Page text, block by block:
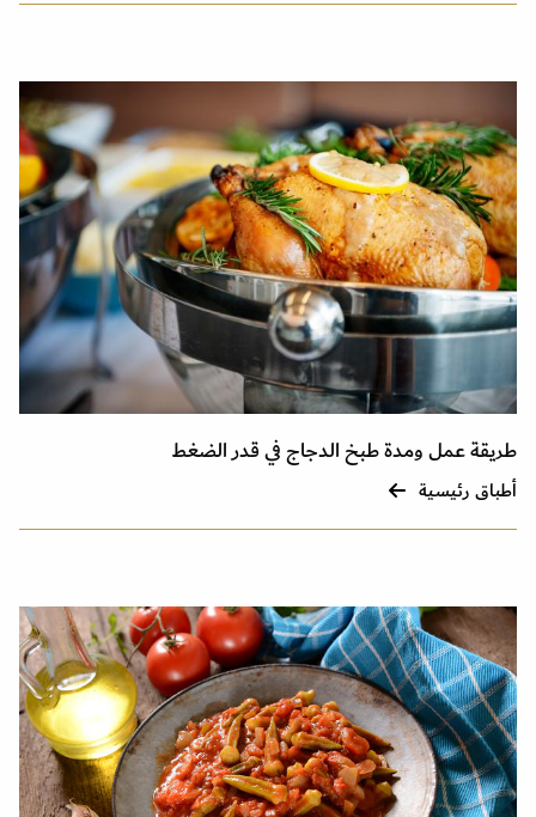
طريقة عمل ومدة طبخ الدجاج في قدر الضغط
أطباق رئيسية